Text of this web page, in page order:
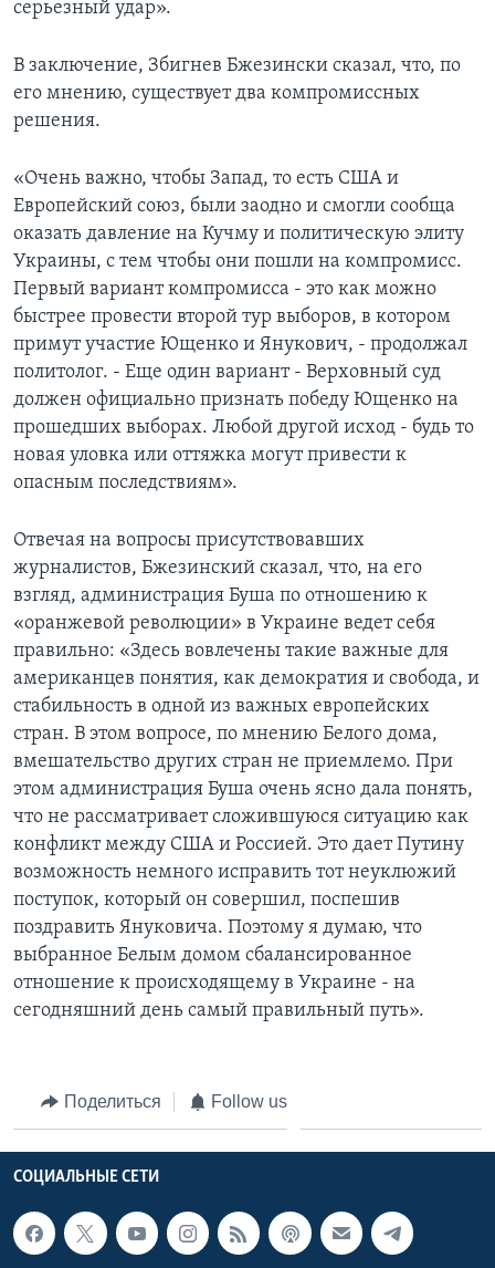
серьезный удар».
В заключение, Збигнев Бжезински сказал, что, по
его мнению, существует два компромиссных
решения.
«Очень важно, чтобы Запад, то есть США и
Европейский союз, были заодно и смогли сообща
оказать давление на Кучму и политическую элиту
Украины, с тем чтобы они пошли на компромисс.
Первый вариант компромисса - это как можно
быстрее провести второй тур выборов, в котором
примут участие Ющенко и Янукович, - продолжал
политолог. - Еще один вариант - Верховный суд
должен официально признать победу Ющенко на
прошедших выборах. Любой другой исход - будь то
новая уловка или оттяжка могут привести к
опасным последствиям».
Отвечая на вопросы присутствовавших
журналистов, Бжезинский сказал, что, на его
взгляд, администрация Буша по отношению к
«оранжевой революции» в Украине ведет себя
правильно: «Здесь вовлечены такие важные для
американцев понятия, как демократия и свобода, и
стабильность в одной из важных европейских
стран. В этом вопросе, по мнению Белого дома,
вмешательство других стран не приемлемо. При
этом администрация Буша очень ясно дала понять,
что не рассматривает сложившуюся ситуацию как
конфликт между США и Россией. Это дает Путину
возможность немного исправить тот неуклюжий
поступок, который он совершил, поспешив
поздравить Януковича. Поэтому я думаю, что
выбранное Белым домом сбалансированное
отношение к происходящему в Украине - на
сегодняшний день самый правильный путь».
Поделиться Follow us
СОЦИАЛЬНЫЕ СЕТИ